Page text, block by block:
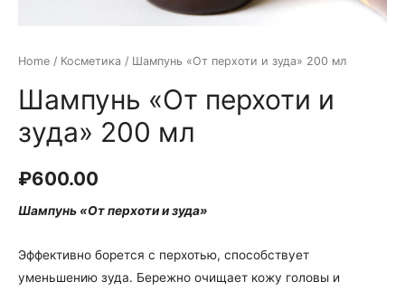
Home / Косметика / Шампунь «От перхоти и зуда» 200 мл
Шампунь «От перхоти и
зуда» 200 мл
₽600.00
Шампунь «От перхоти и зуда»
Эффективно борется с перхотью, способствует
уменьшению зуда. Бережно очищает кожу головы и